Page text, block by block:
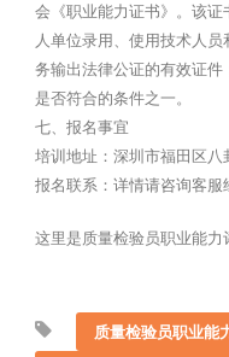
会《职业能力证书》。该
人单位录用、使用技术人
务输出法律公证的有效证
是否符合的条件之一。
七、报名事宜
培训地址：深圳市福田区
报名联系：详情请咨询客服
这里是质量检验员职业能
质量检验员职业能